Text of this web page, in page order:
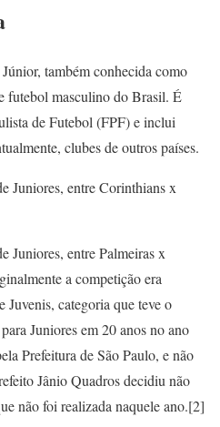
também conhecida como
futebol masculino do Brasil. É
de Futebol (FPF) e inclui
clubes de outros países.
Juniores, entre Corinthians x
Juniores, entre Palmeiras x
a competição era
Juvenis, categoria que teve o
Juniores em 20 anos no ano
Prefeitura de São Paulo, e não
Jânio Quadros decidiu não
não foi realizada naquele ano.[2]